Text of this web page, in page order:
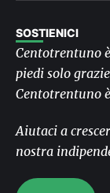
SOSTIENICI
Centotrentuno
piedi solo
Centotrentuno
Aiutaci a
nostra